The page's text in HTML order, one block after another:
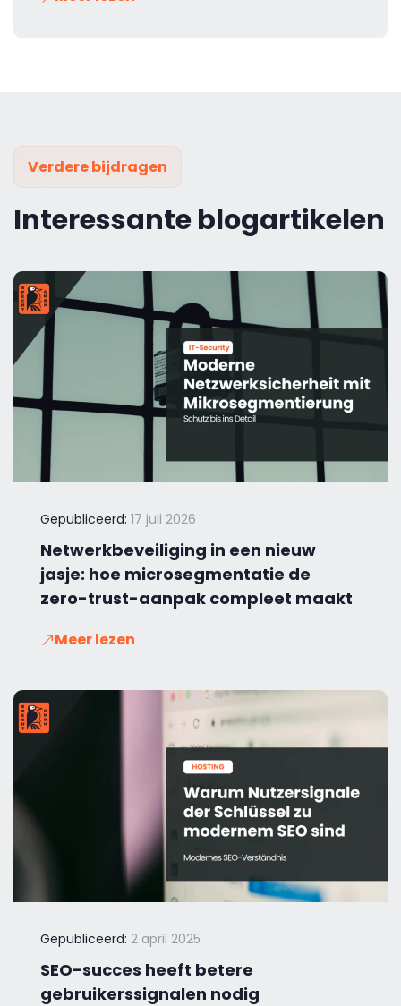
Verdere bijdragen
Interessante blogartikelen
Gepubliceerd: 17 juli 2026
Netwerkbeveiliging in een nieuw
jasje: hoe microsegmentatie de
zero-trust-aanpak compleet maakt
Meer lezen
Gepubliceerd: 2 april 2025
SEO-succes heeft betere
gebruikerssignalen nodig